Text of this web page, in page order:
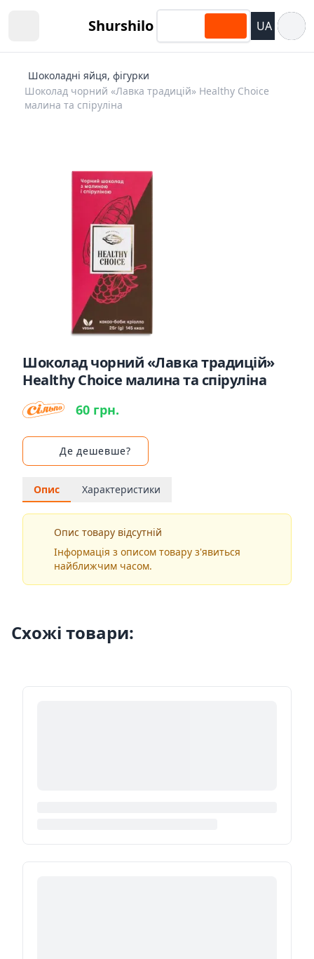
Shurshilo UA
Шоколадні яйця, фігурки
Шоколад чорний «Лавка традицій» Healthy Choice
малина та спіруліна
Шоколад чорний «Лавка традицій»
Healthy Choice малина та спіруліна
60 грн.
Де дешевше?
Опис Характеристики
Опис товару відсутній
Інформація з описом товару з'явиться
найближчим часом.
Схожі товари: